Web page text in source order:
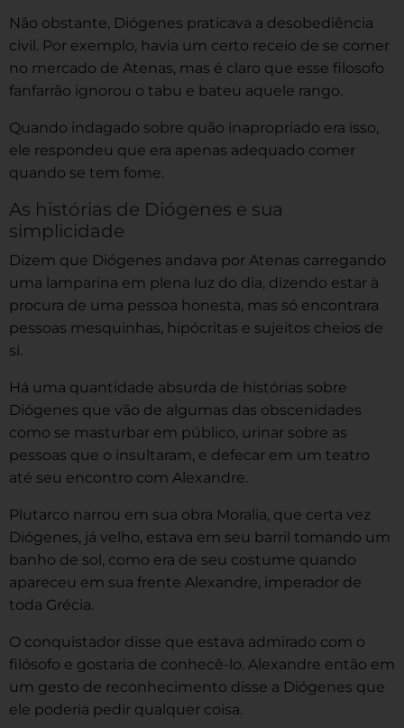
Não obstante, Diógenes praticava a desobediência
civil. Por exemplo, havia um certo receio de se comer
no mercado de Atenas, mas é claro que esse filosofo
fanfarrão ignorou o tabu e bateu aquele rango.
Quando indagado sobre quão inapropriado era isso,
ele respondeu que era apenas adequado comer
quando se tem fome.
As histórias de Diógenes e sua
simplicidade
Dizem que Diógenes andava por Atenas carregando
uma lamparina em plena luz do dia, dizendo estar à
procura de uma pessoa honesta, mas só encontrara
pessoas mesquinhas, hipócritas e sujeitos cheios de
si.
Há uma quantidade absurda de histórias sobre
Diógenes que vão de algumas das obscenidades
como se masturbar em público, urinar sobre as
pessoas que o insultaram, e defecar em um teatro
até seu encontro com Alexandre.
Plutarco narrou em sua obra Moralia, que certa vez
Diógenes, já velho, estava em seu barril tomando um
banho de sol, como era de seu costume quando
apareceu em sua frente Alexandre, imperador de
toda Grécia.
O conquistador disse que estava admirado com o
filósofo e gostaria de conhecê-lo. Alexandre então em
um gesto de reconhecimento disse a Diógenes que
ele poderia pedir qualquer coisa.